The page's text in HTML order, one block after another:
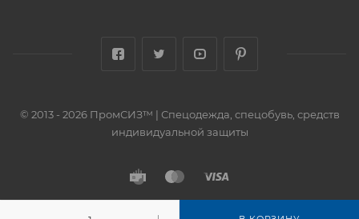
© 2013 - 2026 ПромСИЗ™ | Спецодежда, спецобувь, средств
индивидуальной защиты